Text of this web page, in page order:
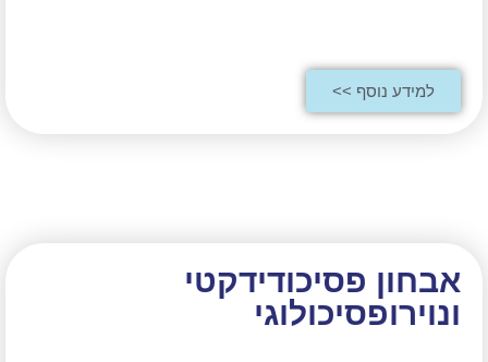
למידע נוסף >>
אבחון פסיכודידקטי
ונוירופסיכולוגי